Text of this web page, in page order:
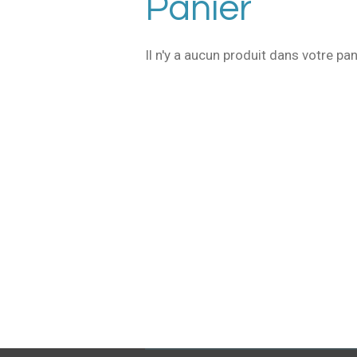
Panier
Il n'y a aucun produit dans votre